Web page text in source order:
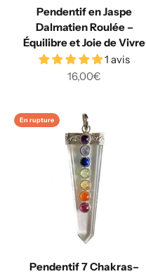
Pendentif en Jaspe
Dalmatien Roulée –
Équilibre et Joie de Vivre
1 avis
Prix de vente
16,00€
En rupture
Pendentif 7 Chakras–